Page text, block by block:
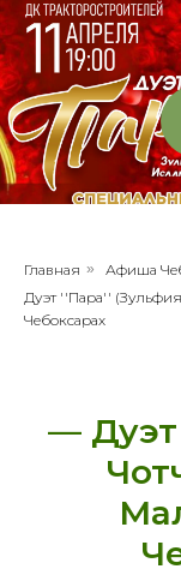
Главная » Афиша
Дуэт ''Пара''
Чебоксарах
—